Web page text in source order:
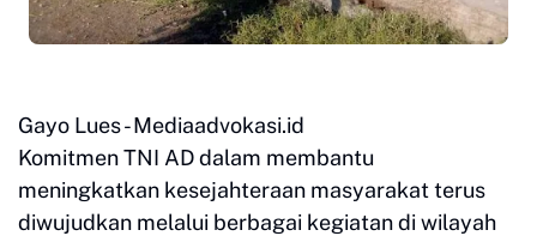
Gayo Lues - Mediaadvokasi.id
Komitmen TNI AD dalam membantu
meningkatkan kesejahteraan masyarakat terus
diwujudkan melalui berbagai kegiatan di wilayah